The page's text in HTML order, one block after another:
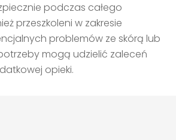
podczas całego
przeszkoleni w zakresie
problemów ze skórą lub
mogą udzielić zaleceń
opieki.